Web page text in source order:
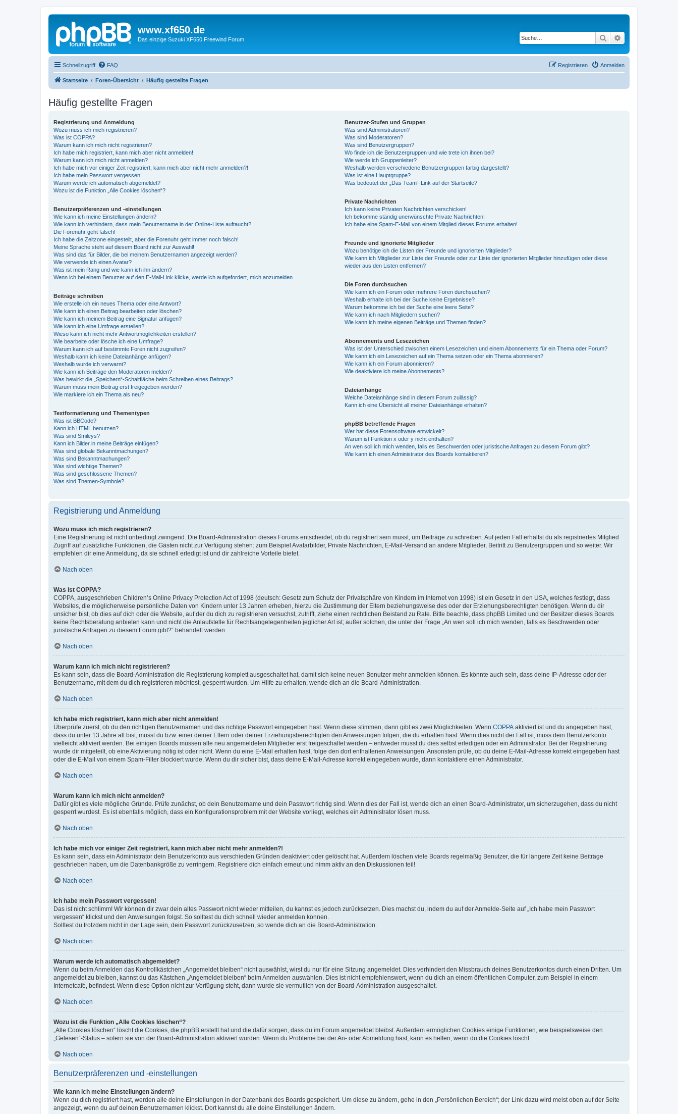
www.xf650.de
Das einzige Suzuki XF650 Freewind Forum Suche
Schnellzugriff FAQ Anmelden
Registrieren
Startseite Foren-Übersicht Häufig gestellte Fragen
Häufig gestellte Fragen
Registrierung und Anmeldung
Wozu muss ich mich registrieren?
Was ist COPPA?
Warum kann ich mich nicht registrieren?
Ich habe mich registriert, kann mich aber nicht anmelden!
Warum kann ich mich nicht anmelden?
Ich habe mich vor einiger Zeit registriert, kann mich aber nicht mehr anmelden?!
Ich habe mein Passwort vergessen!
Warum werde ich automatisch abgemeldet?
Wozu ist die Funktion „Alle Cookies löschen“?
Benutzerpräferenzen und -einstellungen
Wie kann ich meine Einstellungen ändern?
Wie kann ich verhindern, dass mein Benutzername in der Online-Liste auftaucht?
Die Forenuhr geht falsch!
Ich habe die Zeitzone eingestellt, aber die Forenuhr geht immer noch falsch!
Meine Sprache steht auf diesem Board nicht zur Auswahl!
Was sind das für Bilder, die bei meinem Benutzernamen angezeigt werden?
Wie verwende ich einen Avatar?
Was ist mein Rang und wie kann ich ihn ändern?
Wenn ich bei einem Benutzer auf den E-Mail-Link klicke, werde ich aufgefordert, mich anzumelden.
Beiträge schreiben
Wie erstelle ich ein neues Thema oder eine Antwort?
Wie kann ich einen Beitrag bearbeiten oder löschen?
Wie kann ich meinem Beitrag eine Signatur anfügen?
Wie kann ich eine Umfrage erstellen?
Wieso kann ich nicht mehr Antwortmöglichkeiten erstellen?
Wie bearbeite oder lösche ich eine Umfrage?
Warum kann ich auf bestimmte Foren nicht zugreifen?
Weshalb kann ich keine Dateianhänge anfügen?
Weshalb wurde ich verwarnt?
Wie kann ich Beiträge den Moderatoren melden?
Was bewirkt die „Speichern“-Schaltfläche beim Schreiben eines Beitrags?
Warum muss mein Beitrag erst freigegeben werden?
Wie markiere ich ein Thema als neu?
Textformatierung und Thementypen
Was ist BBCode?
Kann ich HTML benutzen?
Was sind Smileys?
Kann ich Bilder in meine Beiträge einfügen?
Was sind globale Bekanntmachungen?
Was sind Bekanntmachungen?
Was sind wichtige Themen?
Was sind geschlossene Themen?
Was sind Themen-Symbole?
Benutzer-Stufen und Gruppen
Was sind Administratoren?
Was sind Moderatoren?
Was sind Benutzergruppen?
Wo finde ich die Benutzergruppen und wie trete ich ihnen bei?
Wie werde ich Gruppenleiter?
Weshalb werden verschiedene Benutzergruppen farbig dargestellt?
Was ist eine Hauptgruppe?
Was bedeutet der „Das Team“-Link auf der Startseite?
Private Nachrichten
Ich kann keine Privaten Nachrichten verschicken!
Ich bekomme ständig unerwünschte Private Nachrichten!
Ich habe eine Spam-E-Mail von einem Mitglied dieses Forums erhalten!
Freunde und ignorierte Mitglieder
Wozu benötige ich die Listen der Freunde und ignorierten Mitglieder?
Wie kann ich Mitglieder zur Liste der Freunde oder zur Liste der ignorierten Mitglieder hinzufügen oder diese
wieder aus den Listen entfernen?
Die Foren durchsuchen
Wie kann ich ein Forum oder mehrere Foren durchsuchen?
Weshalb erhalte ich bei der Suche keine Ergebnisse?
Warum bekomme ich bei der Suche eine leere Seite?
Wie kann ich nach Mitgliedern suchen?
Wie kann ich meine eigenen Beiträge und Themen finden?
Abonnements und Lesezeichen
Was ist der Unterschied zwischen einem Lesezeichen und einem Abonnements für ein Thema oder Forum?
Wie kann ich ein Lesezeichen auf ein Thema setzen oder ein Thema abonnieren?
Wie kann ich ein Forum abonnieren?
Wie deaktiviere ich meine Abonnements?
Dateianhänge
Welche Dateianhänge sind in diesem Forum zulässig?
Kann ich eine Übersicht all meiner Dateianhänge erhalten?
phpBB betreffende Fragen
Wer hat diese Forensoftware entwickelt?
Warum ist Funktion x oder y nicht enthalten?
An wen soll ich mich wenden, falls es Beschwerden oder juristische Anfragen zu diesem Forum gibt?
Wie kann ich einen Administrator des Boards kontaktieren?
Registrierung und Anmeldung
Wozu muss ich mich registrieren?
Eine Registrierung ist nicht unbedingt zwingend. Die Board-Administration dieses Forums entscheidet, ob du registriert sein musst, um Beiträge zu schreiben. Auf jeden Fall erhältst du als registriertes Mitglied
Zugriff auf zusätzliche Funktionen, die Gästen nicht zur Verfügung stehen: zum Beispiel Avatarbilder, Private Nachrichten, E-Mail-Versand an andere Mitglieder, Beitritt zu Benutzergruppen und so weiter. Wir
empfehlen dir eine Anmeldung, da sie schnell erledigt ist und dir zahlreiche Vorteile bietet.
Nach oben
Was ist COPPA?
COPPA, ausgeschrieben Children’s Online Privacy Protection Act of 1998 (deutsch: Gesetz zum Schutz der Privatsphäre von Kindern im Internet von 1998) ist ein Gesetz in den USA, welches festlegt, dass
Websites, die möglicherweise persönliche Daten von Kindern unter 13 Jahren erheben, hierzu die Zustimmung der Eltern beziehungsweise des oder der Erziehungsberechtigten benötigen. Wenn du dir
unsicher bist, ob dies auf dich oder die Website, auf der du dich zu registrieren versuchst, zutrifft, ziehe einen rechtlichen Beistand zu Rate. Bitte beachte, dass phpBB Limited und der Besitzer dieses Boards
keine Rechtsberatung anbieten kann und nicht die Anlaufstelle für Rechtsangelegenheiten jeglicher Art ist; außer solchen, die unter der Frage „An wen soll ich mich wenden, falls es Beschwerden oder
juristische Anfragen zu diesem Forum gibt?“ behandelt werden.
Nach oben
Warum kann ich mich nicht registrieren?
Es kann sein, dass die Board-Administration die Registrierung komplett ausgeschaltet hat, damit sich keine neuen Benutzer mehr anmelden können. Es könnte auch sein, dass deine IP-Adresse oder der
Benutzername, mit dem du dich registrieren möchtest, gesperrt wurden. Um Hilfe zu erhalten, wende dich an die Board-Administration.
Nach oben
Ich habe mich registriert, kann mich aber nicht anmelden!
Überprüfe zuerst, ob du den richtigen Benutzernamen und das richtige Passwort eingegeben hast. Wenn diese stimmen, dann gibt es zwei Möglichkeiten. Wenn COPPA aktiviert ist und du angegeben hast,
dass du unter 13 Jahre alt bist, musst du bzw. einer deiner Eltern oder deiner Erziehungsberechtigten den Anweisungen folgen, die du erhalten hast. Wenn dies nicht der Fall ist, muss dein Benutzerkonto
vielleicht aktiviert werden. Bei einigen Boards müssen alle neu angemeldeten Mitglieder erst freigeschaltet werden – entweder musst du dies selbst erledigen oder ein Administrator. Bei der Registrierung
wurde dir mitgeteilt, ob eine Aktivierung nötig ist oder nicht. Wenn du eine E-Mail erhalten hast, folge den dort enthaltenen Anweisungen. Ansonsten prüfe, ob du deine E-Mail-Adresse korrekt eingegeben hast
oder die E-Mail von einem Spam-Filter blockiert wurde. Wenn du dir sicher bist, dass deine E-Mail-Adresse korrekt eingegeben wurde, dann kontaktiere einen Administrator.
Nach oben
Warum kann ich mich nicht anmelden?
Dafür gibt es viele mögliche Gründe. Prüfe zunächst, ob dein Benutzername und dein Passwort richtig sind. Wenn dies der Fall ist, wende dich an einen Board-Administrator, um sicherzugehen, dass du nicht
gesperrt wurdest. Es ist ebenfalls möglich, dass ein Konfigurationsproblem mit der Website vorliegt, welches ein Administrator lösen muss.
Nach oben
Ich habe mich vor einiger Zeit registriert, kann mich aber nicht mehr anmelden?!
Es kann sein, dass ein Administrator dein Benutzerkonto aus verschieden Gründen deaktiviert oder gelöscht hat. Außerdem löschen viele Boards regelmäßig Benutzer, die für längere Zeit keine Beiträge
geschrieben haben, um die Datenbankgröße zu verringern. Registriere dich einfach erneut und nimm aktiv an den Diskussionen teil!
Nach oben
Ich habe mein Passwort vergessen!
Das ist nicht schlimm! Wir können dir zwar dein altes Passwort nicht wieder mitteilen, du kannst es jedoch zurücksetzen. Dies machst du, indem du auf der Anmelde-Seite auf „Ich habe mein Passwort
vergessen“ klickst und den Anweisungen folgst. So solltest du dich schnell wieder anmelden können.
Solltest du trotzdem nicht in der Lage sein, dein Passwort zurückzusetzen, so wende dich an die Board-Administration.
Nach oben
Warum werde ich automatisch abgemeldet?
Wenn du beim Anmelden das Kontrollkästchen „Angemeldet bleiben“ nicht auswählst, wirst du nur für eine Sitzung angemeldet. Dies verhindert den Missbrauch deines Benutzerkontos durch einen Dritten. Um
angemeldet zu bleiben, kannst du das Kästchen „Angemeldet bleiben“ beim Anmelden auswählen. Dies ist nicht empfehlenswert, wenn du dich an einem öffentlichen Computer, zum Beispiel in einem
Internetcafé, befindest. Wenn diese Option nicht zur Verfügung steht, dann wurde sie vermutlich von der Board-Administration ausgeschaltet.
Nach oben
Wozu ist die Funktion „Alle Cookies löschen“?
„Alle Cookies löschen“ löscht die Cookies, die phpBB erstellt hat und die dafür sorgen, dass du im Forum angemeldet bleibst. Außerdem ermöglichen Cookies einige Funktionen, wie beispielsweise den
„Gelesen“-Status – sofern sie von der Board-Administration aktiviert wurden. Wenn du Probleme bei der An- oder Abmeldung hast, kann es helfen, wenn du die Cookies löscht.
Nach oben
Benutzerpräferenzen und -einstellungen
Wie kann ich meine Einstellungen ändern?
Wenn du dich registriert hast, werden alle deine Einstellungen in der Datenbank des Boards gespeichert. Um diese zu ändern, gehe in den „Persönlichen Bereich“; der Link dazu wird meist oben auf der Seite
angezeigt, wenn du auf deinen Benutzernamen klickst. Dort kannst du alle deine Einstellungen ändern.